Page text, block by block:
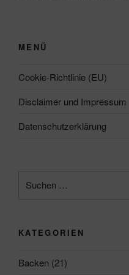
MENÜ
Cookie-Richtlinie (EU)
Disclaimer und Impressum
Datenschutzerklärung
nach:
KATEGORIEN
Backen (21)